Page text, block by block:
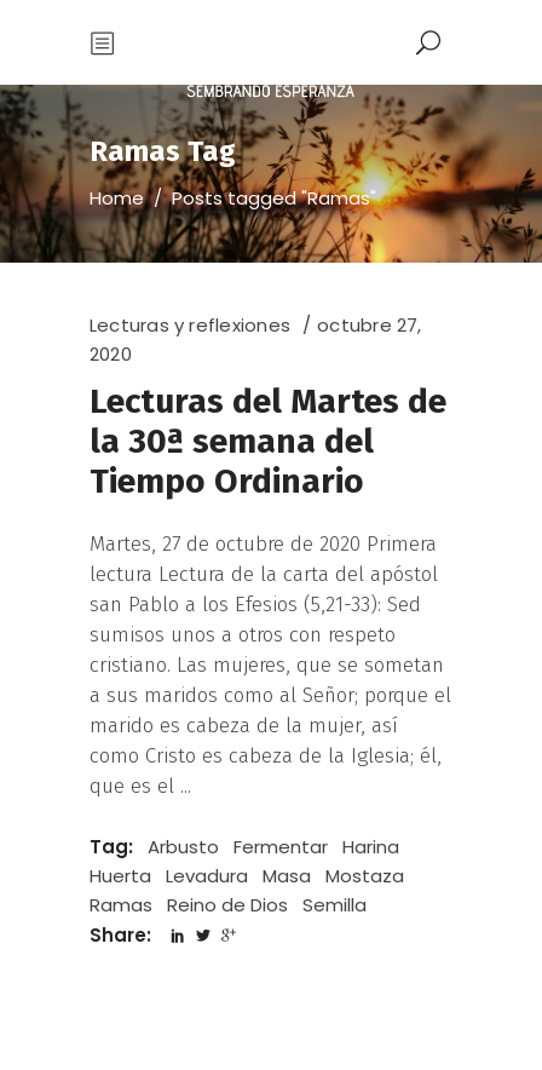
Ramas Tag
Home/Posts tagged "Ramas"
Lecturas y reflexiones
octubre 27,
2020
Lecturas del Martes de
la 30ª semana del
Tiempo Ordinario
Martes, 27 de octubre de 2020 Primera
lectura Lectura de la carta del apóstol
san Pablo a los Efesios (5,21-33): Sed
sumisos unos a otros con respeto
cristiano. Las mujeres, que se sometan
a sus maridos como al Señor; porque el
marido es cabeza de la mujer, así
como Cristo es cabeza de la Iglesia; él,
que es el
Tag: Arbusto Fermentar Harina
Huerta
Levadura Masa
Mostaza
Ramas
Reino de Dios
Semilla
Share: